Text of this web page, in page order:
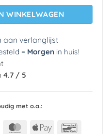
WINKELWAGEN
aan verlanglijst
= Morgen in huis!
4.7 / 5
met o.a.:
MasterCard
Apple